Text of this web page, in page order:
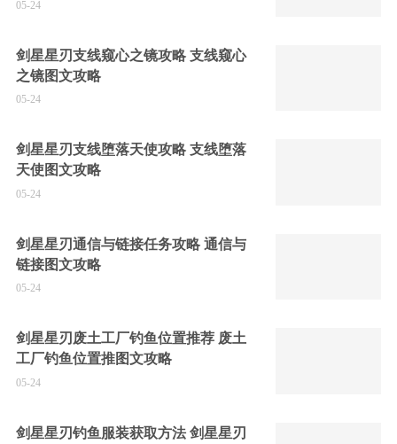
05-24
剑星星刃支线窥心之镜攻略 支线窥心
之镜图文攻略
05-24
剑星星刃支线堕落天使攻略 支线堕落
天使图文攻略
05-24
剑星星刃通信与链接任务攻略 通信与
链接图文攻略
05-24
剑星星刃废土工厂钓鱼位置推荐 废土
工厂钓鱼位置推图文攻略
05-24
剑星星刃钓鱼服装获取方法 剑星星刃